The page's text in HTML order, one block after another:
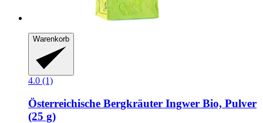
Warenkorb
4.0 (1)
Österreichische Bergkräuter Ingwer Bio, Pulver
(25 g)